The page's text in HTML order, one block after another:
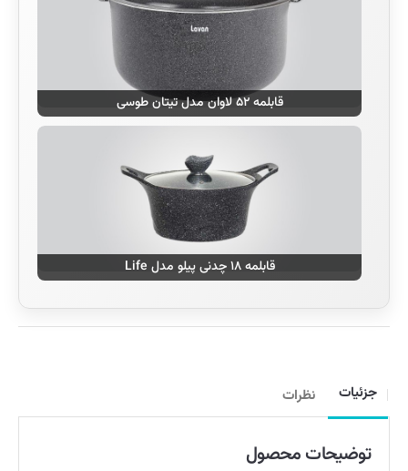
قابلمه ۵۲ لاوان مدل تیتان طوسی
قابلمه ۱۸ چدنی پیلو مدل Life
جزئیات نظرات
توضیحات محصول